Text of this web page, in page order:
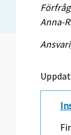
Anna-